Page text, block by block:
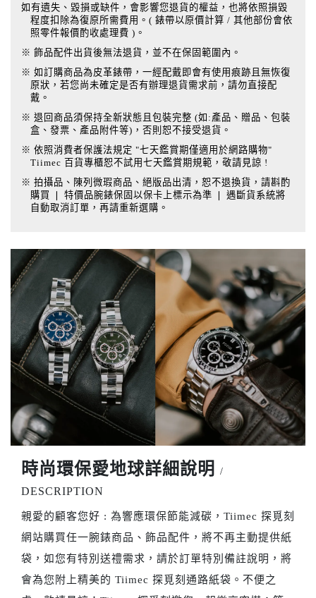
如有遺失、毀損或缺件，會影響您退貨的權益，也將依照損毀
程度扣除為復原所需費用。( 錶帶以原價計算 / 其他部份會依
照零件報價酌收處理費 )。
※ 飾品配件出貨後無法退貨，並不在保固範圍內。
※ 如訂購商品為皮革錶帶，一經配戴即會有使用痕跡且無恢復
原狀，若您尚未確定是否有辦理退貨需求前，請勿直接配
戴。
※ 退回商品須保持全新狀態且包裝完整 (如:產品、贈品、包裝
盒、發票、產品附件等)，否則恕不接受退貨。
※ 依照消費者保護法規定 "七天鑑賞期僅適用於網路購物"
Tiimec 百貨專櫃恕不試用七天鑑賞期規範，敬請見諒 !
※ 拍攝品、陳列微瑕商品、絕版品出清，恕不退換貨，請斟酌
購買 ❘ 特價品腕錶保固以保卡上標示為準 ❘ 遇斷貨系統將
自動取消訂單，再請重新選購。
時尚環保愛地球詳細說明 /
DESCRIPTION
親愛的顧客您好 : 為響應環保節能減碳，Tiimec 探覓刻
網站購買任一腕錶商品、飾品配件，將不再主動提供紙
袋，如您有特別送禮需求，請於訂單特別備註說明，將
會為您附上精美的 Tiimec 探覓刻通路紙袋。不便之